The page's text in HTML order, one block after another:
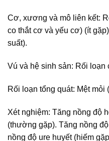
Cơ, xương và mô liên kết:
co thắt cơ và yếu cơ) (ít
suất).
Vú và hệ sinh sản: Rối loạn
Rối loạn tổng quát: Mệt mỏi
Xét nghiệm: Tăng nồng độ
(thường gặp). Tăng nồng
nồng độ ure huyết (hiếm